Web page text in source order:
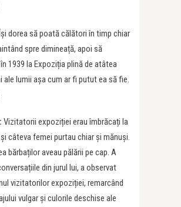
dorea să poată călători în timp chiar
spre dimineață, apoi să
1939 la Expoziția plină de atâtea
ale lumii așa cum ar fi putut ea să fie.
Vizitatorii expoziției erau îmbrăcați la
câteva femei purtau chiar și mănuși.
bărbaților aveau pălării pe cap. A
din jurul lui, a observat
vizitatorilor expoziției, remarcând
vulgar și culorile deschise ale